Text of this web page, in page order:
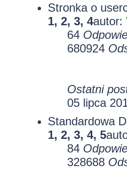
Stronka o
1, 2, 3, 4autor:
64
680924
Ostatni
05 lipca
Standardowa
1, 2, 3, 4, 5
84
328688